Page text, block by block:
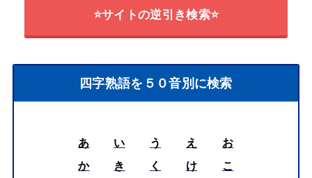
⭐サイトの逆引き検索⭐
四字熟語を５０音別に検索
あ い う え
お
か
き く け
こ